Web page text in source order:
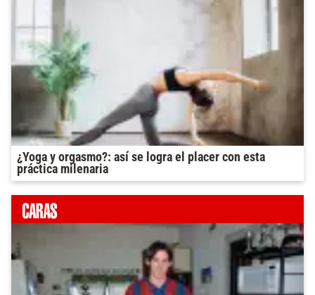
¿Yoga y orgasmo?: así se logra el placer con esta
práctica milenaria